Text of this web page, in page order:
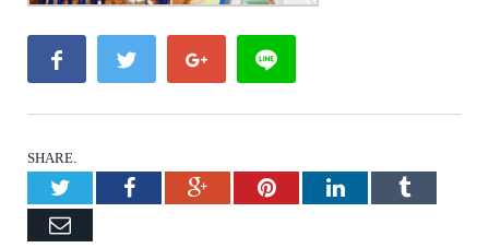
SHARE.
TwitterFacebookGoogle+PinterestLinkedInTumblr
Email